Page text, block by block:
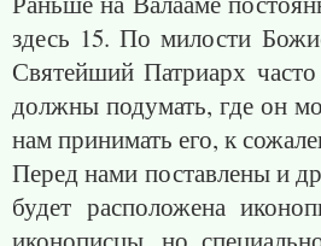
здесь 15. По милости
Святейший Патриарх
должны подумать, где он
нам принимать его, к
Перед нами поставлены и
будет расположена